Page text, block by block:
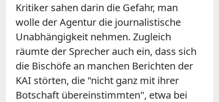
Kritiker sahen darin die Gefahr, man
wolle der Agentur die journalistische
Unabhängigkeit nehmen. Zugleich
räumte der Sprecher auch ein, dass sich
die Bischöfe an manchen Berichten der
KAI störten, die "nicht ganz mit ihrer
Botschaft übereinstimmten", etwa bei